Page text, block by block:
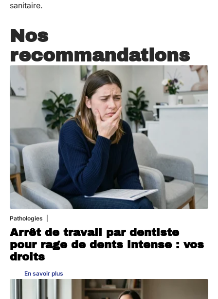
sanitaire.
Nos
recommandations
Pathologies
Arrêt de travail par dentiste
pour rage de dents intense : vos
droits
En savoir plus